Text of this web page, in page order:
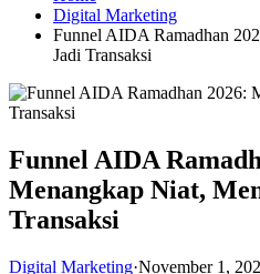
Digital Marketing
Funnel AIDA Ramadhan
Jadi Transaksi
Funnel AIDA
Menangkap Niat,
Transaksi
Digital Marketing·November 1,